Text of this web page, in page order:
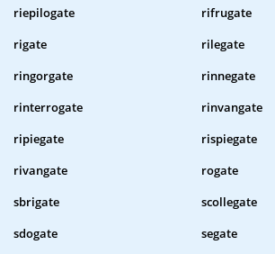
riepilogate
rifrugate
rigate
rilegate
ringorgate
rinnegate
rinterrogate
rinvangate
ripiegate
rispiegate
rivangate
rogate
sbrigate
scollegate
sdogate
segate